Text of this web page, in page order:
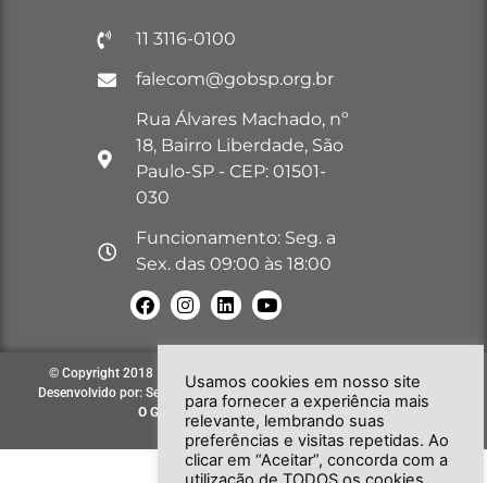
11 3116-0100
falecom@gobsp.org.br
Rua Álvares Machado, nº
18, Bairro Liberdade, São
Paulo-SP - CEP: 01501-
030
Funcionamento: Seg. a
Sex. das 09:00 às 18:00
© Copyright 2018 – 2026. Todos os direitos reservados à GOB-SP |
Desenvolvido por: Secretária de Comunicação e Informática do GOB-SP
O GOB-SP EVOLUINDO PARA VOCÊ!
Usamos cookies em nosso site
para fornecer a experiência mais
relevante, lembrando suas
preferências e visitas repetidas. Ao
clicar em “Aceitar”, concorda com a